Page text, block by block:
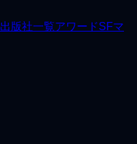
出版社一覧アワードSFマ